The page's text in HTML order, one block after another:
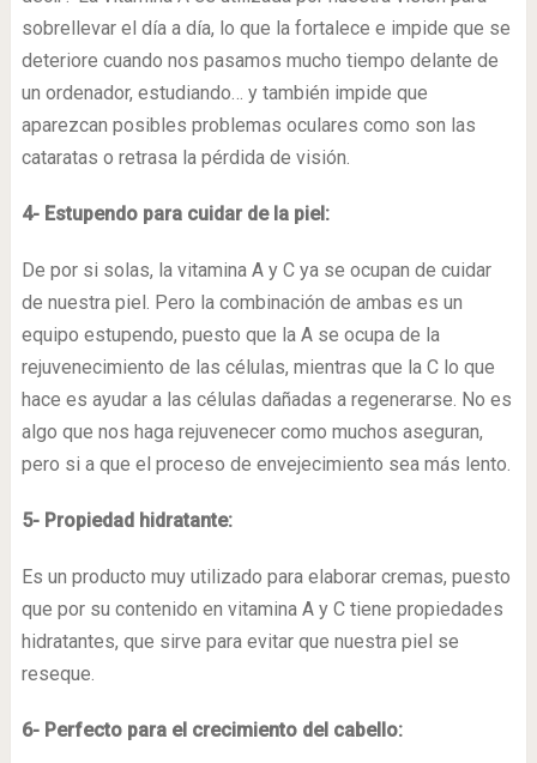
sobrellevar el día a día, lo que la fortalece e impide que se
deteriore cuando nos pasamos mucho tiempo delante de
un ordenador, estudiando… y también impide que
aparezcan posibles problemas oculares como son las
cataratas o retrasa la pérdida de visión.
4- Estupendo para cuidar de la piel:
De por si solas, la vitamina A y C ya se ocupan de cuidar
de nuestra piel. Pero la combinación de ambas es un
equipo estupendo, puesto que la A se ocupa de la
rejuvenecimiento de las células, mientras que la C lo que
hace es ayudar a las células dañadas a regenerarse. No es
algo que nos haga rejuvenecer como muchos aseguran,
pero si a que el proceso de envejecimiento sea más lento.
5- Propiedad hidratante:
Es un producto muy utilizado para elaborar cremas, puesto
que por su contenido en vitamina A y C tiene propiedades
hidratantes, que sirve para evitar que nuestra piel se
reseque.
6- Perfecto para el crecimiento del cabello: